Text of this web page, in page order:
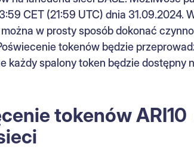
CET (21:59 UTC) dnia 31.09.2024.
można w prosty sposób dokonać
tokenów będzie
każdy spalony token będzie dostępny
tokenów